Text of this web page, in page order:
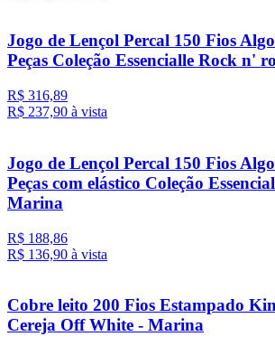
Jogo de Lençol Percal 150 Fios
Peças Coleção Essencialle Rock n'
R$ 316,89
R$ 237,90 à vista
Jogo de Lençol Percal 150 Fios
Peças com elástico Coleção
Marina
R$ 188,86
R$ 136,90 à vista
Cobre leito 200 Fios Estampado
Cereja Off White - Marina